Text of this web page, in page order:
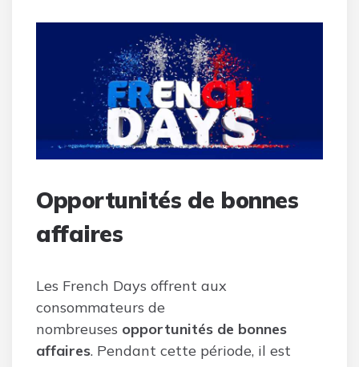
Opportunités de bonnes
affaires
Les French Days offrent aux
consommateurs de
nombreuses opportunités de bonnes
affaires. Pendant cette période, il est